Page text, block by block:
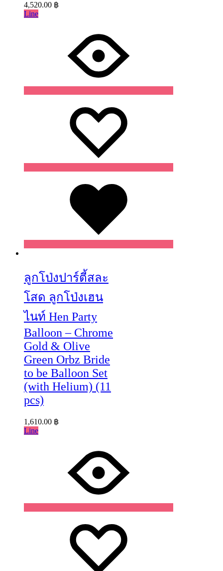
4,520.00 ฿
Line
ลูกโป่งปาร์ตี้สละ
โสด ลูกโป่งเฮน
ไนท์ Hen Party
Balloon – Chrome
Gold & Olive
Green Orbz Bride
to be Balloon Set
(with Helium) (11
pcs)
1,610.00 ฿
Line